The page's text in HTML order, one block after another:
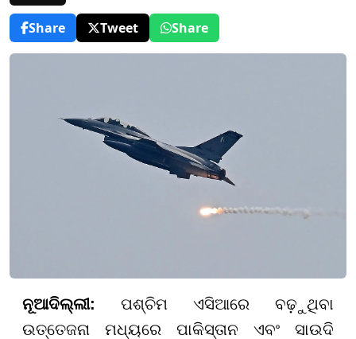
Share
Tweet Share
ନୂଆଦିଲ୍ଲୀ: ପଶ୍ଚିମ ଏସିଆରେ ବଢ଼ୁଥିବା
ଉତ୍ତେଜନା ମଧ୍ୟରେ ପାକିସ୍ତାନ ଏବଂ ସାଉଦି